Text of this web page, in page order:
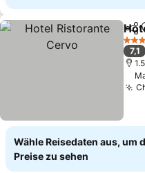
3
7,1
Wähle Reisedaten aus, um
Preise zu sehen